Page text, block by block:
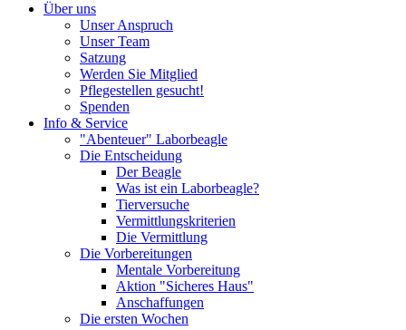
Über uns
Unser Anspruch
Unser Team
Satzung
Werden Sie Mitglied
Pflegestellen gesucht!
Spenden
Info & Service
"Abenteuer" Laborbeagle
Die Entscheidung
Der Beagle
Was ist ein Laborbeagle?
Tierversuche
Vermittlungskriterien
Die Vermittlung
Die Vorbereitungen
Mentale Vorbereitung
Aktion "Sicheres Haus"
Anschaffungen
Die ersten Wochen